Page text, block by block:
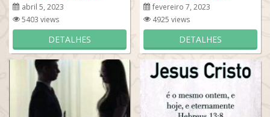
abril 5, 2023
5403 views
DETALHES
fevereiro 7, 2023
4925 views
DETALHES